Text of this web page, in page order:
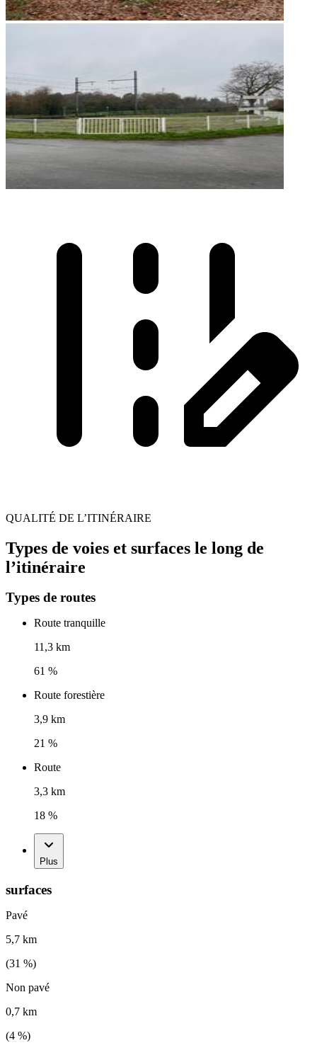
QUALITÉ DE L’ITINÉRAIRE
Types de voies et surfaces le long de
l’itinéraire
Types de routes
Route tranquille
11,3 km
61 %
Route forestière
3,9 km
21 %
Route
3,3 km
18 %
Plus
surfaces
Pavé
5,7 km
(31 %)
Non pavé
0,7 km
(4 %)